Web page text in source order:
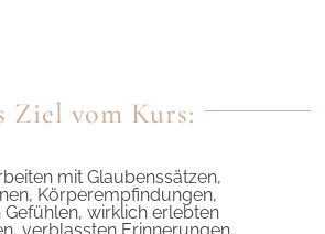
Ziel vom Kurs: